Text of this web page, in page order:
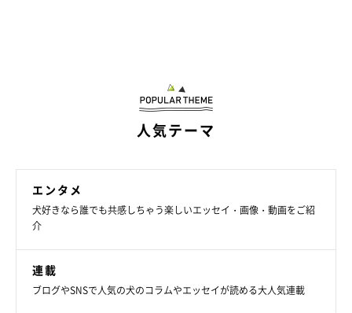
また、気まぐれで飽きっぽく、頑固でマイペースな一面もあるそ
うで、飼い主さんは「まるで猫ちゃんみたいだな」と感じている
そうです。そんなぽん太郎くんは、見た目が「タヌキ」にそっく
りなことから「タヌキチ」の愛称で親しまれているのだとか！
人気テーマ
エンタメ
犬好きなら誰でも共感しちゃう楽しいエッセイ・画像・動画をご紹
介
連載
ブログやSNSで人気の犬のコラムやエッセイが読める大人気連載